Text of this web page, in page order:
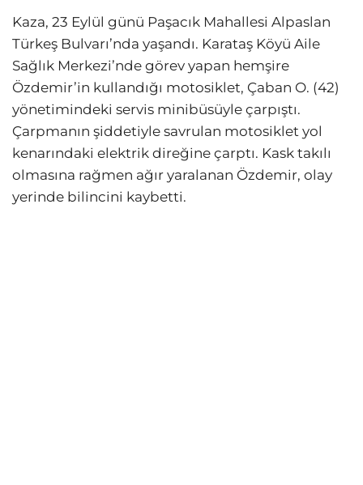
Kaza, 23 Eylül günü Paşacık Mahallesi Alpaslan
Türkeş Bulvarı’nda yaşandı. Karataş Köyü Aile
Sağlık Merkezi’nde görev yapan hemşire
Özdemir’in kullandığı motosiklet, Çaban O. (42)
yönetimindeki servis minibüsüyle çarpıştı.
Çarpmanın şiddetiyle savrulan motosiklet yol
kenarındaki elektrik direğine çarptı. Kask takılı
olmasına rağmen ağır yaralanan Özdemir, olay
yerinde bilincini kaybetti.